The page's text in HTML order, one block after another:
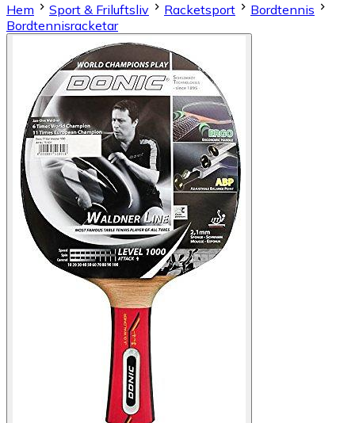
Hem
Sport & Friluftsliv Racketsport
Bordtennis
Bordtennisracketar